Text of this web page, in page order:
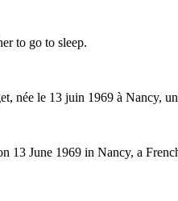
to go to sleep.
née le 13 juin 1969 à Nancy,
13 June 1969 in Nancy, a